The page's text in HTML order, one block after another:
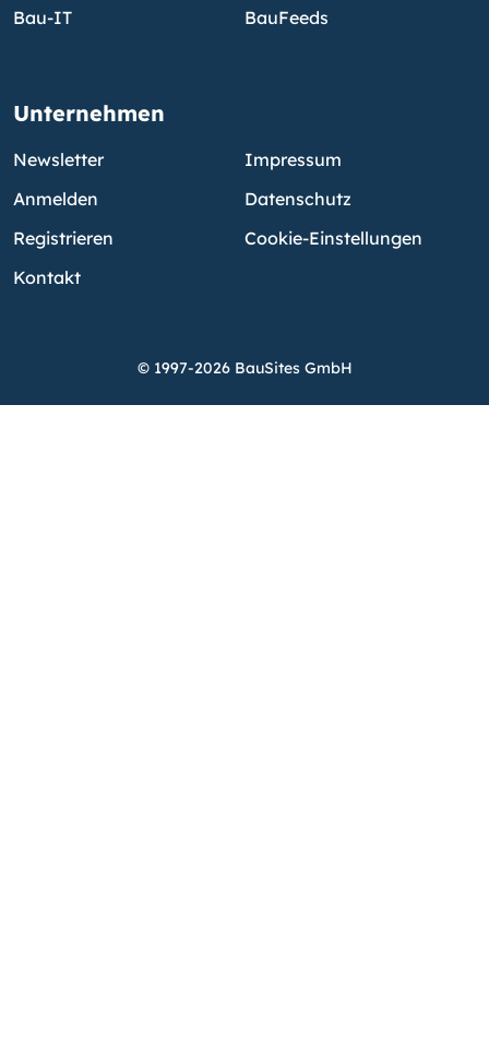
Bau-IT
BauFeeds
Unternehmen
Newsletter
Anmelden
Registrieren
Kontakt
Impressum
Datenschutz
Cookie-Einstellungen
© 1997-2026 BauSites GmbH